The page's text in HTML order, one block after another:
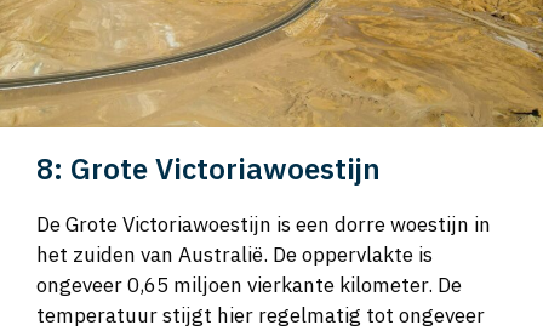
8: Grote Victoriawoestijn
De Grote Victoriawoestijn is een dorre woestijn in
het zuiden van Australië. De oppervlakte is
ongeveer 0,65 miljoen vierkante kilometer. De
temperatuur stijgt hier regelmatig tot ongeveer